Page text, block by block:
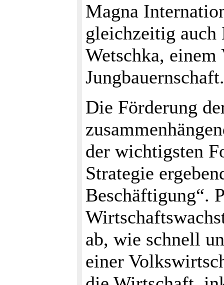
Magna
gleichzeitig
Wetschka,
Jungbauernschaft.
Die Förderung
der wichtigsten
Strategie
Beschäftigung“.
ab, wie schnell
einer